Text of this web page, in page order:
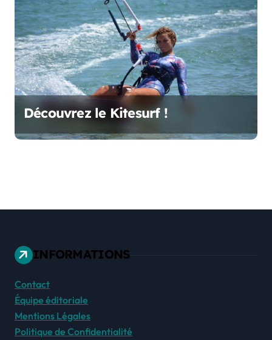
Découvrez le Kitesurf !
INFORMATIONS
Contact
Équipe éditoriale
Mentions Légales
Politique de Confidentialité